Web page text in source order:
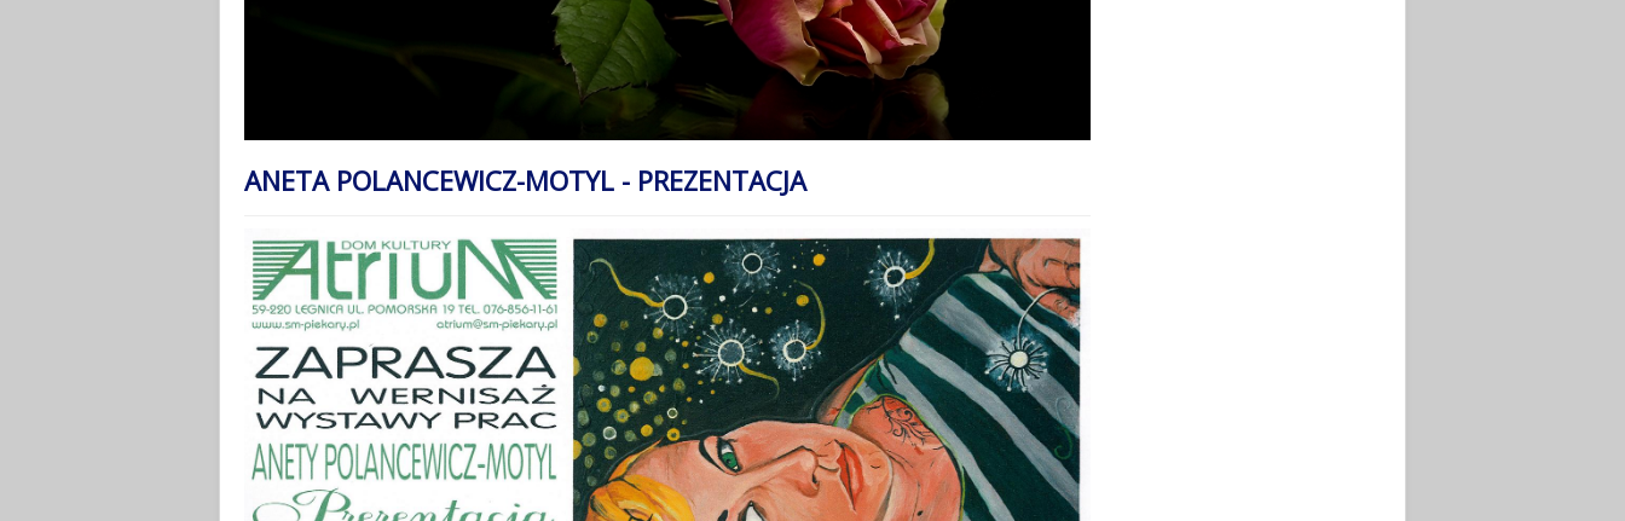
ANETA POLANCEWICZ-MOTYL - PREZENTACJA